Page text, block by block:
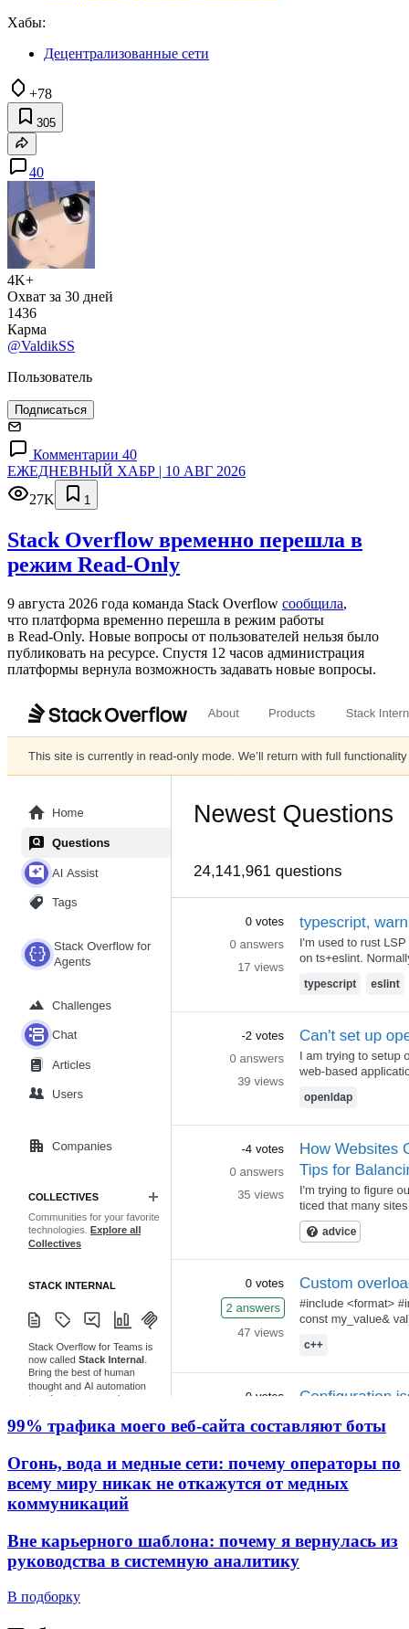
Хабы:
Децентрализованные сети
+78
305
40
4K+
Охват за 30 дней
1436
Карма
@ValdikSS
Пользователь
Подписаться
Комментарии 40
ЕЖЕДНЕВНЫЙ ХАБР | 10 АВГ 2026
27K
1
Stack Overflow временно перешла в
режим Read-Only
9 августа 2026 года команда Stack Overflow сообщила,
что платформа временно перешла в режим работы
в Read‑Only. Новые вопросы от пользователей нельзя было
публиковать на ресурсе. Спустя 12 часов администрация
платформы вернула возможность задавать новые вопросы.
99% трафика моего веб‑сайта составляют боты
Огонь, вода и медные сети: почему операторы по
всему миру никак не откажутся от медных
коммуникаций
Вне карьерного шаблона: почему я вернулась из
руководства в системную аналитику
В подборку